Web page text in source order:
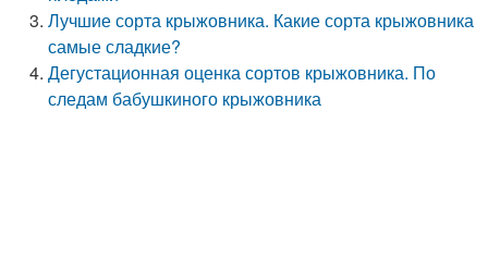
Лучшие сорта крыжовника. Какие сорта крыжовника
самые сладкие?
Дегустационная оценка сортов крыжовника. По
следам бабушкиного крыжовника